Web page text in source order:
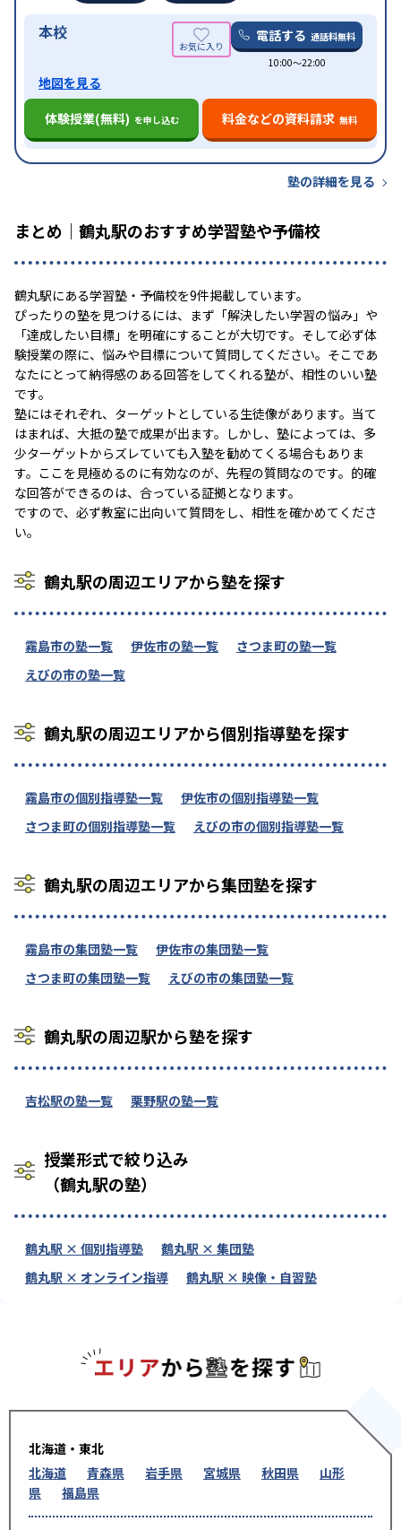
本校 電話する 通話料無料
10:00〜22:00
地図を見る
体験授業(無料) を申し込む 料金などの資料請求 無料
塾の詳細を見る
まとめ｜鶴丸駅のおすすめ学習塾や予備校
鶴丸駅にある学習塾・予備校を9件掲載しています。
ぴったりの塾を見つけるには、まず「解決したい学習の悩み」や
「達成したい目標」を明確にすることが大切です。そして必ず体
験授業の際に、悩みや目標について質問してください。そこであ
なたにとって納得感のある回答をしてくれる塾が、相性のいい塾
です。
塾にはそれぞれ、ターゲットとしている生徒像があります。当て
はまれば、大抵の塾で成果が出ます。しかし、塾によっては、多
少ターゲットからズレていても入塾を勧めてくる場合もありま
す。ここを見極めるのに有効なのが、先程の質問なのです。的確
な回答ができるのは、合っている証拠となります。
ですので、必ず教室に出向いて質問をし、相性を確かめてくださ
い。
鶴丸駅の周辺エリアから塾を探す
霧島市の塾一覧 伊佐市の塾一覧
さつま町の塾一覧
えびの市の塾一覧
鶴丸駅の周辺エリアから個別指導塾を探す
霧島市の個別指導塾一覧
伊佐市の個別指導塾一覧
さつま町の個別指導塾一覧
えびの市の個別指導塾一覧
鶴丸駅の周辺エリアから集団塾を探す
霧島市の集団塾一覧
伊佐市の集団塾一覧
さつま町の集団塾一覧
えびの市の集団塾一覧
鶴丸駅の周辺駅から塾を探す
吉松駅の塾一覧 栗野駅の塾一覧
授業形式で絞り込み
（鶴丸駅の塾）
鶴丸駅 × 個別指導塾
鶴丸駅 × 集団塾
鶴丸駅 × オンライン指導
鶴丸駅 × 映像・自習塾
北海道・東北
北海道
青森県 岩手県 宮城県 秋田県
山形
県
福島県